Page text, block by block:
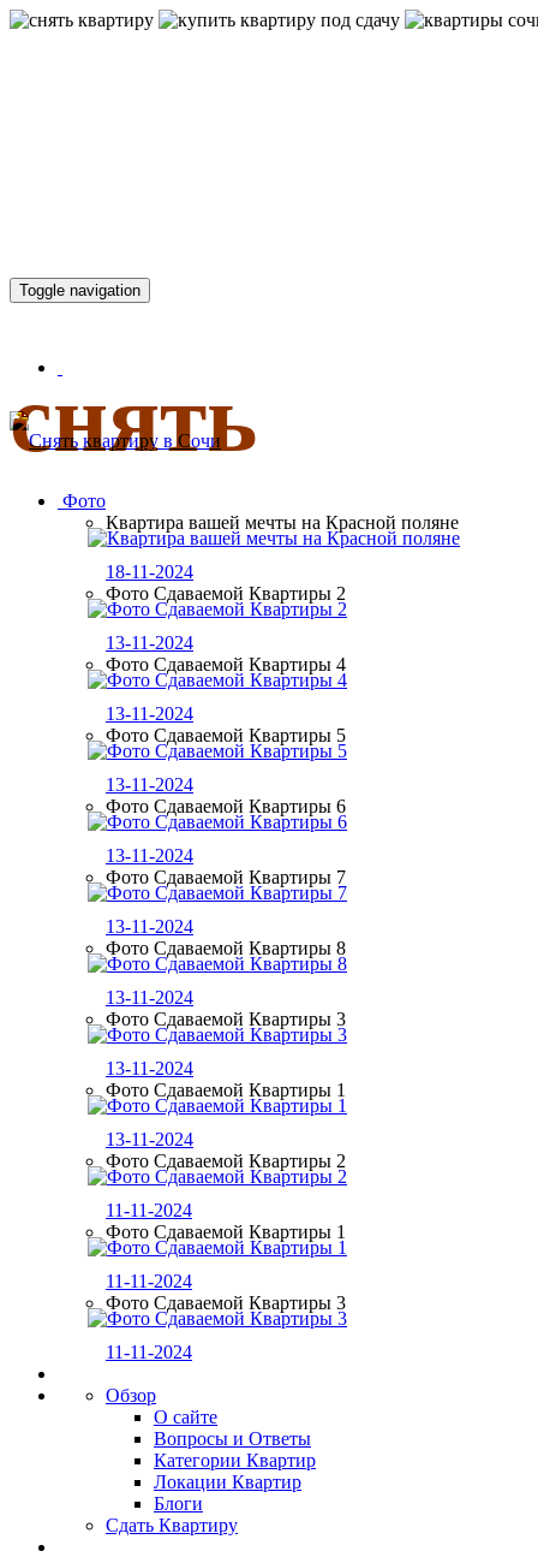
снять
Toggle navigation
Фото
Квартира вашей мечты на Красной поляне
18-11-2024
Фото Сдаваемой Квартиры 2
13-11-2024
Фото Сдаваемой Квартиры 4
13-11-2024
Фото Сдаваемой Квартиры 5
13-11-2024
Фото Сдаваемой Квартиры 6
13-11-2024
Фото Сдаваемой Квартиры 7
13-11-2024
Фото Сдаваемой Квартиры 8
13-11-2024
Фото Сдаваемой Квартиры 3
13-11-2024
Фото Сдаваемой Квартиры 1
13-11-2024
Фото Сдаваемой Квартиры 2
11-11-2024
Фото Сдаваемой Квартиры 1
11-11-2024
Фото Сдаваемой Квартиры 3
11-11-2024
Обзор
О сайте
Вопросы и Ответы
Категории Квартир
Локации Квартир
Блоги
Сдать Квартиру